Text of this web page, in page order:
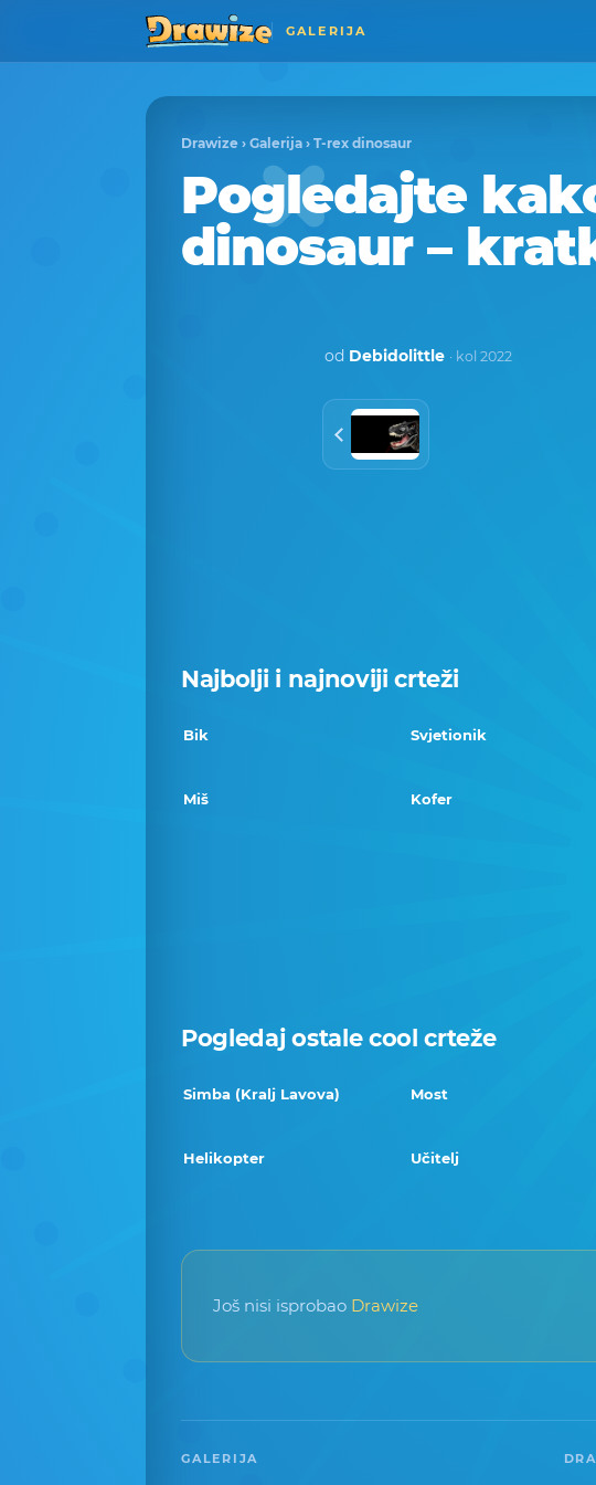
GALERIJA
Drawize › Galerija › T-rex dinosaur
Pogledajte
dinosaur –
od Debidolittle · kol 2022
Najbolji i najnoviji crteži
Bik Svjetionik
Miš Kofer
Pogledaj ostale cool crteže
Simba (Kralj Lavova) Most
Helikopter Učitelj
Još nisi isprobao Drawize
GALERIJA